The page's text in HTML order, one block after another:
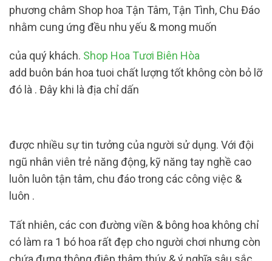
phương châm Shop hoa Tận Tâm, Tận Tình, Chu Đáo
nhằm cung ứng đều nhu yếu & mong muốn
của quý khách. Shop Hoa Tươi Biên Hòa
add buôn bán hoa tuoi chất lượng tốt không còn bỏ lỡ
đó là . Đây khi là địa chỉ dấn
được nhiều sự tin tưởng của người sử dụng. Với đội
ngũ nhân viên trẻ năng động, kỹ năng tay nghề cao
luôn luôn tận tâm, chu đáo trong các công việc &
luôn .
Tất nhiên, các con đường viền & bông hoa không chỉ
có làm ra 1 bó hoa rất đẹp cho người chơi nhưng còn